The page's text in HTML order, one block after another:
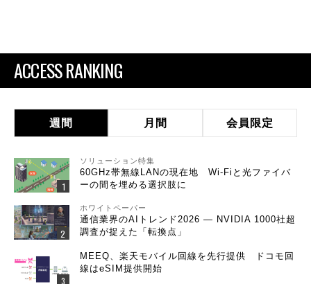
ACCESS RANKING
週間 月間 会員限定
ソリューション特集
60GHz帯無線LANの現在地 Wi-Fiと光ファイバ
ーの間を埋める選択肢に
ホワイトペーパー
通信業界のAIトレンド2026 ― NVIDIA 1000社超
調査が捉えた「転換点」
MEEQ、楽天モバイル回線を先行提供 ドコモ回
線はeSIM提供開始